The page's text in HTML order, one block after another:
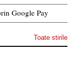
Google Pay
Toate stirile